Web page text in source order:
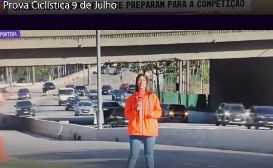
Prova Ciclística 9 de Julho